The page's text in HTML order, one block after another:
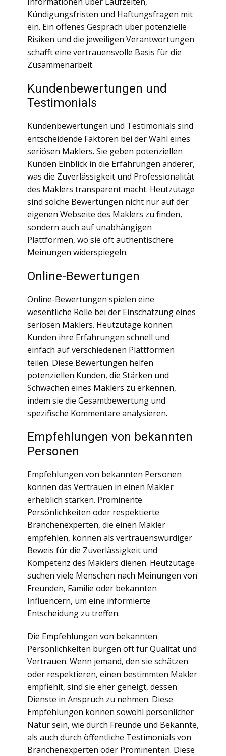
Kündigungsfristen und Haftungsfragen mit
ein. Ein offenes Gespräch über potenzielle
Risiken und die jeweiligen Verantwortungen
schafft eine vertrauensvolle Basis für die
Zusammenarbeit.
Kundenbewertungen und
Testimonials
Kundenbewertungen und Testimonials sind
entscheidende Faktoren bei der Wahl eines
seriösen Maklers. Sie geben potenziellen
Kunden Einblick in die Erfahrungen anderer,
was die Zuverlässigkeit und Professionalität
des Maklers transparent macht. Heutzutage
sind solche Bewertungen nicht nur auf der
eigenen Webseite des Maklers zu finden,
sondern auch auf unabhängigen
Plattformen, wo sie oft authentischere
Meinungen widerspiegeln.
Online-Bewertungen
Online-Bewertungen spielen eine
wesentliche Rolle bei der Einschätzung eines
seriösen Maklers. Heutzutage können
Kunden ihre Erfahrungen schnell und
einfach auf verschiedenen Plattformen
teilen. Diese Bewertungen helfen
potenziellen Kunden, die Stärken und
Schwächen eines Maklers zu erkennen,
indem sie die Gesamtbewertung und
spezifische Kommentare analysieren.
Empfehlungen von bekannten
Personen
Empfehlungen von bekannten Personen
können das Vertrauen in einen Makler
erheblich stärken. Prominente
Persönlichkeiten oder respektierte
Branchenexperten, die einen Makler
empfehlen, können als vertrauenswürdiger
Beweis für die Zuverlässigkeit und
Kompetenz des Maklers dienen. Heutzutage
suchen viele Menschen nach Meinungen von
Freunden, Familie oder bekannten
Influencern, um eine informierte
Entscheidung zu treffen.
Die Empfehlungen von bekannten
Persönlichkeiten bürgen oft für Qualität und
Vertrauen. Wenn jemand, den sie schätzen
oder respektieren, einen bestimmten Makler
empfiehlt, sind sie eher geneigt, dessen
Dienste in Anspruch zu nehmen. Diese
Empfehlungen können sowohl persönlicher
Natur sein, wie durch Freunde und Bekannte,
als auch durch öffentliche Testimonials von
Branchenexperten oder Prominenten. Diese